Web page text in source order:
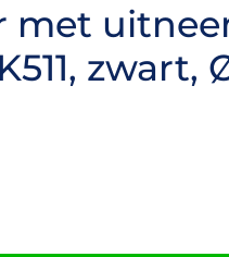
met
zwart,